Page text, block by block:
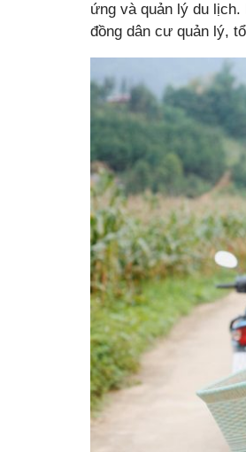
ứng và quản lý du
đồng dân cư quản lý,